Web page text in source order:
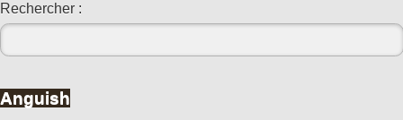
Rechercher :
Anguish